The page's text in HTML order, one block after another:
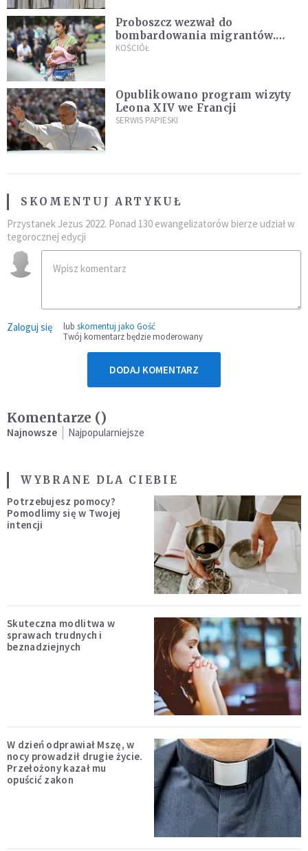
Proboszcz wezwał do
bombardowania migrantów.
"Masowy ogień przeciwko
KOŚCIÓŁ
Opublikowano program wizyty
Leona XIV we Francji
SERWIS PAPIESKI
SKOMENTUJ ARTYKUŁ
Przystanek Jezus 2022. Ponad 130 ewangelizatorów bierze udział w
tegorocznej edycji
Zaloguj się lub skomentuj jako Gość
Twój komentarz będzie moderowany
DODAJ KOMENTARZ
Komentarze ()
Najnowsze Najpopularniejsze
WYBRANE DLA CIEBIE
Potrzebujesz pomocy?
Pomodlimy się w Twojej
intencji
Skuteczna modlitwa w
sprawach trudnych i
beznadziejnych
W dzień odprawiał Mszę, w
nocy prowadził drugie życie.
Przełożony kazał mu
opuścić zakon